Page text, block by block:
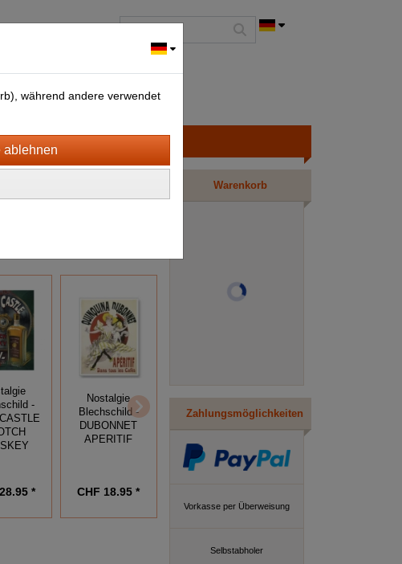
-
*
Nostalgie
Blechschild -
DUBONNET
APERITIF
CHF 18.95 *
THE ROCHDALE
& MANOR
BREWERY LTD
Rusty
Blechschild -
ICE COLD 20 C
Warenkorb
Zahlungsmöglichkeiten
Vorkasse per Überweisung
Selbstabholer
während andere verwendet